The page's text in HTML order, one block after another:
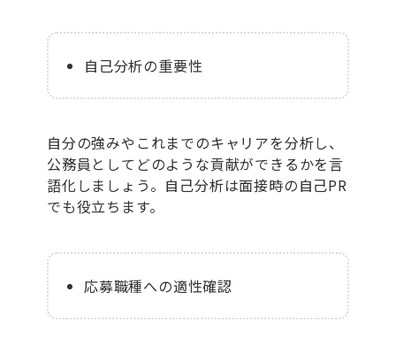
自己分析の重要性
自分の強みやこれまでのキャリアを分析し、
公務員としてどのような貢献ができるかを言
語化しましょう。自己分析は面接時の自己PR
でも役立ちます。
応募職種への適性確認